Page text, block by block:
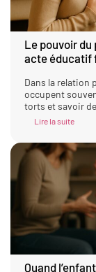
Le pouvoir du
acte éducatif
Dans la relation
occupent
torts et savoir
Lire la suite
Quand